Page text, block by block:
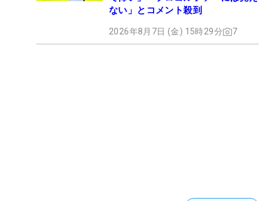
ない」とコメント殺到
2026年8月7日 (金) 15時29分 7